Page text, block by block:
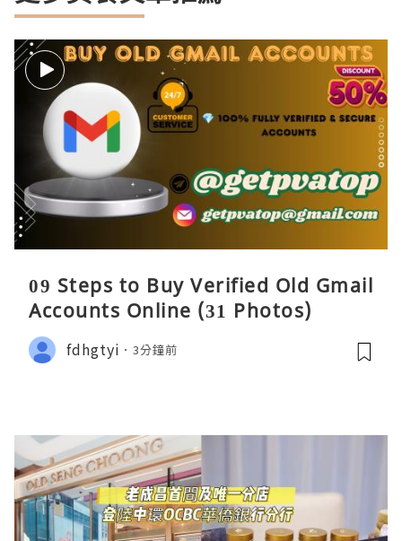
09 Steps to Buy Verified Old Gmail
Accounts Online (31 Photos)
fdhgtyi 3分鐘前